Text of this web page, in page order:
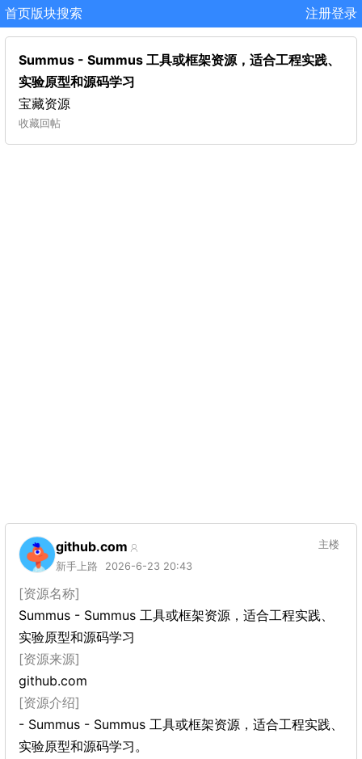
首页版块搜索 注册登录
Summus - Summus 工具或框架资源，适合工程实践、
实验原型和源码学习
宝藏资源
收藏回帖
github.com
新手上路 2026-6-23 20:43
主楼
[资源名称]
Summus - Summus 工具或框架资源，适合工程实践、
实验原型和源码学习
[资源来源]
github.com
[资源介绍]
- Summus - Summus 工具或框架资源，适合工程实践、
实验原型和源码学习。